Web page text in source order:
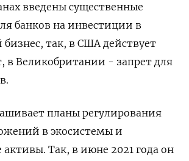
введены существенные
банков на инвестиции в
так, в США действует
в Великобритании - запрет для
планы регулирования
в экосистемы и
Так, в июне 2021 года он